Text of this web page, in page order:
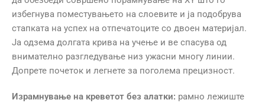
избегнува поместувањето на слоевите и ја подобрува
стапката на успех на отпечатоците со двоен материјал.
Ја одзема долгата крива на учење и ве спасува од
внимателно разгледување низ ужасни многу линии.
Допрете почеток и легнете за поголема прецизност.
Израмнување на креветот без алатки: рамно лежиште